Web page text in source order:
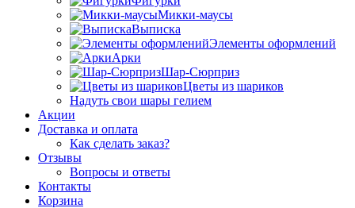
Микки-маусы
Выписка
Элементы оформлений
Арки
Шар-Сюрприз
Цветы из шариков
Надуть свои шары гелием
Акции
Доставка и оплата
Как сделать заказ?
Отзывы
Вопросы и ответы
Контакты
Корзина